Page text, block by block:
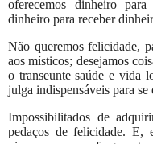
oferecemos dinheiro
dinheiro para receber
Não queremos felicidade,
aos místicos; desejamos
o transeunte saúde e vida
julga indispensáveis para se
Impossibilitados de
pedaços de felicidade. E,